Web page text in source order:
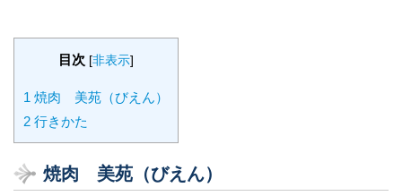
目次 [非表示]
1 焼肉 美苑（びえん）
2 行きかた
焼肉 美苑（びえん）